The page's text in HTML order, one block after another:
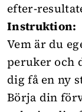
efter-
Instruktion:
Vem är du
peruker och
dig få en ny
Börja din